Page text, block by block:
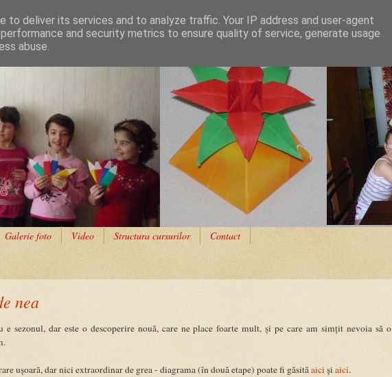
Galerie foto Video Structura cursurilor Contact
nea
e sezonul, dar este o descoperire nouă, care ne place foarte mult, și pe care am simțit nevoia să o
ușoară, dar nici extraordinar de grea - diagrama (în două etape) poate fi găsităaici șiaici.
to deliver its services and to analyze traffic. Your IP address and user-agent
and security metrics to ensure quality of service, generate usage
abuse.